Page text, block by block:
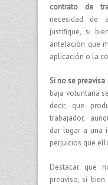
contrato de
necesidad de
justifique, si
antelación que
aplicación o la
Si no se
baja voluntaria
decir, que
trabajador,
dar lugar a una
perjuicios que
Destacar que
preaviso, si